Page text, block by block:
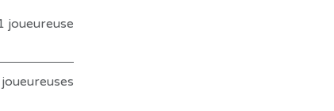
joueureuse